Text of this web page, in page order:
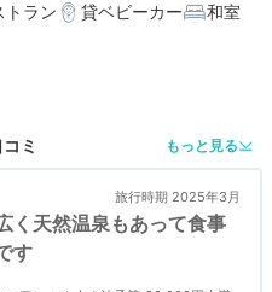
トラン 貸ベビーカー
和室
ミ もっと見る
旅行時期 2025年3月
く天然温泉もあって食事
す